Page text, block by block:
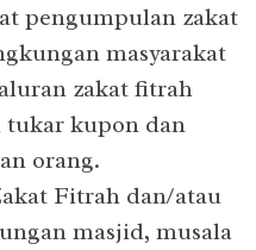
pengumpulan zakat
masyarakat
zakat fitrah
kupon dan
orang.
Fitrah dan/atau
masjid, musala